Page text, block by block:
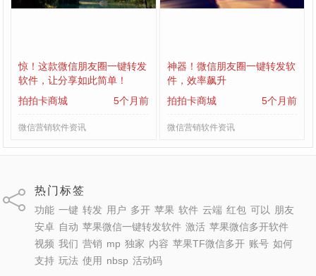
惊！这款微信朋友圈一键转发
软件，让分享如此简单！
拍拍卡商城
5个月前
微信营销软件资讯
神器！微信朋友圈一键转发软
件，效率飙升
拍拍卡商城
5个月前
微信营销软件资讯
热门标签
功能 一键 转发 用户 多开 苹果 软件 云端 红包 可以
朋友
安卓 自动 苹果微信一键转发软件 激活 苹果微信多开软件
视频 我们 营销 mp 独家 内容 苹果TF微信多开 账号 如何
支持 玩法 使用 nbsp 活动码